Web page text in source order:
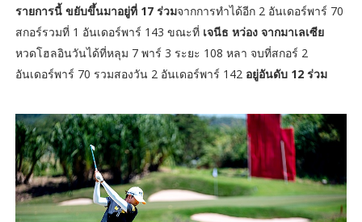
รายการนี้ ขยับขึ้นมาอยู่ที่ 17 ร่วมจากการทำได้อีก 2 อันเดอร์พาร์ 70
สกอร์รวมที่ 1 อันเดอร์พาร์ 143 ขณะที่เจนีธ หว่อง จากมาเลเซีย
หวดโฮลอินวันได้ที่หลุม 7 พาร์ 3 ระยะ 108 หลา จบที่สกอร์ 2
อันเดอร์พาร์ 70 รวมสองวัน 2 อันเดอร์พาร์ 142 อยู่อันดับ 12 ร่วม